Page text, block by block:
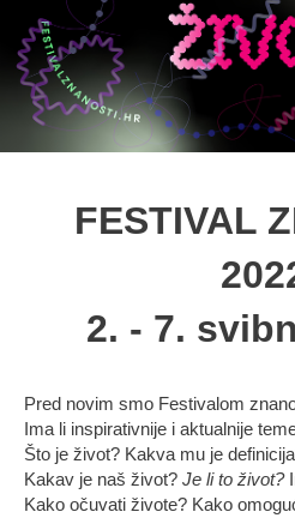
FESTIVAL
2. - 7.
Pred novim smo Festivalom
Ima li inspirativnije i aktualnije
Što je život? Kakva mu je
Kakav je naš život?Je li to život?
Kako očuvati živote? Kako